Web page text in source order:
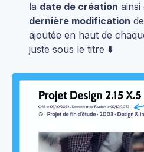
la date de création ainsi
dernière modification
ajoutée en haut de
juste sous le titre ⬇️